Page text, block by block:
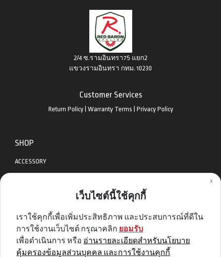
x
เว็บไซต์นี้ใช้คุกกี้
เราใช้คุกกี้เพื่อเพิ่มประสิทธิภาพ และประสบการณ์ที่ดีใน
การใช้งานเว็บไซต์ กรุณาคลิก ยอมรับ
เพื่อดำเนินการ หรือ อ่านรายละเอียดสำหรับนโยบาย
คุ้มครองข้อมูลส่วนบุคคล และการใช้งานคุกกี้
2/4 ซ.รามอินทรา75 แยก2
แขวงรามอินทรา กทม. 10230
Customer Services
Return Policy| Warranty Terms Privacy Policy
SHOP
ACCESSORY
DIABLO BIKE
GET SPECIAL DEAL & OFFERS